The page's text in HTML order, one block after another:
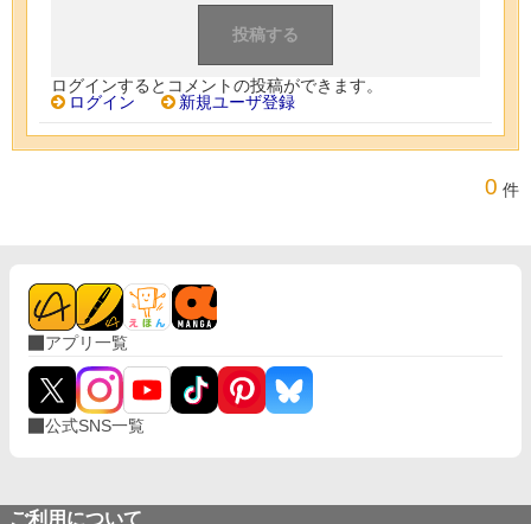
ログインするとコメントの投稿ができます。
ログイン
新規ユーザ登録
0 件
アプリ一覧
公式SNS一覧
ご利用について